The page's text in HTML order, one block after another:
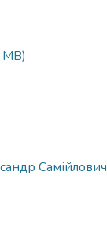
Самійлович